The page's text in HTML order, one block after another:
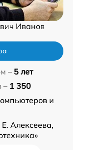
Иванов
– 5 лет
– 1 350
и
Алексеева,